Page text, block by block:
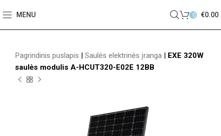
MENU 0 €0.00
Pagrindinis puslapis | Saulės elektrinės įranga | EXE 320W
saulės modulis A-HCUT320-E02E 12BB